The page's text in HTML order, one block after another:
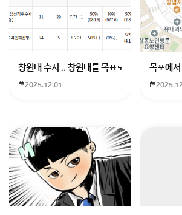
연애결혼 못해서 모인 사람들 밖에
들고... 아무튼 싫어요.주변을 천천히
분들 아니면 간호사분들 뿐이고... 직
었다고 동료에게 들었는데 헐... 우리
왜 우리가 본인들과 결혼 할 거라 생각
고 의사 되면 솔직히 가망이 없을 거
힘을 빌려 진심을 이야기 하고 싶고
다.30대 초반 병원 약사에 가장 적합
람일까요?
가장 이상적인 것은 개업의 꼬셔서 결
창원대 수시 .. 창원대를 목표로 하고 있는 09
2025.12.01
목포에